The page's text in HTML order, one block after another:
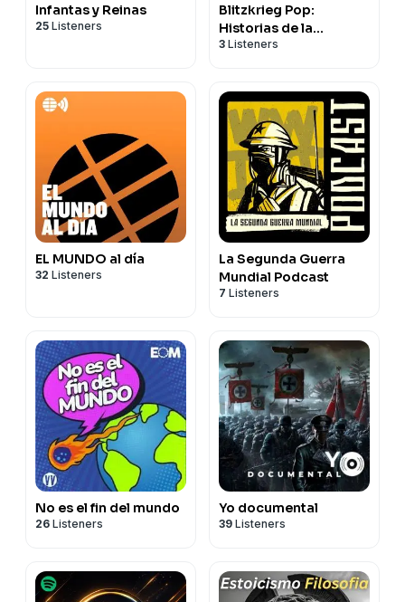
Infantas y Reinas
25 Listeners
Blitzkrieg Pop:
Historias de la
Segunda Guerra
3 Listeners
EL MUNDO al día
32 Listeners
La Segunda Guerra
Mundial Podcast
7 Listeners
No es el fin del mundo
26 Listeners
Yo documental
39 Listeners